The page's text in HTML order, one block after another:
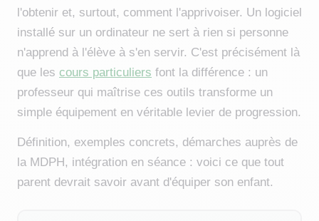
l'obtenir et, surtout, comment l'apprivoiser. Un logiciel
installé sur un ordinateur ne sert à rien si personne
n'apprend à l'élève à s'en servir. C'est précisément là
que les cours particuliers font la différence : un
professeur qui maîtrise ces outils transforme un
simple équipement en véritable levier de progression.
Définition, exemples concrets, démarches auprès de
la MDPH, intégration en séance : voici ce que tout
parent devrait savoir avant d'équiper son enfant.